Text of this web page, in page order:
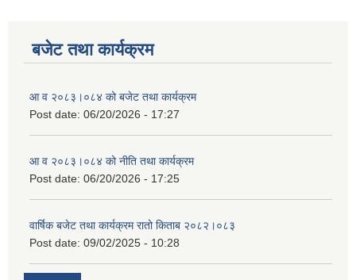
बजेट तथा कार्यक्रम
आ व २०८३।०८४ को बजेट तथा कार्यक्रम
Post date: 06/20/2026 - 17:27
आ व २०८३।०८४ को नीति तथा कार्यक्रम
Post date: 06/20/2026 - 17:25
वार्षिक बजेट तथा कार्यक्रम रातो किताब २०८२।०८३
Post date: 09/02/2025 - 10:28